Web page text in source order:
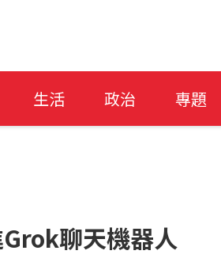
生活 政治 專題
聊天機器人